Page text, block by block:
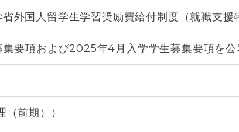
国人留学生学習奨励費給付制度（就職支援
要項および2025年4月入学学生募集要項を公
前期））